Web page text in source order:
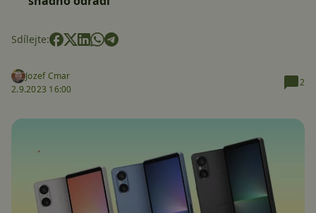
Sdílejte:
Jozef Cmar
2.9.2023 16:00
2